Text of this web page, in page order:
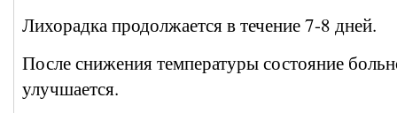
Лихорадка продолжается в течение 7-8 дней.
После снижения температуры состояние
улучшается.